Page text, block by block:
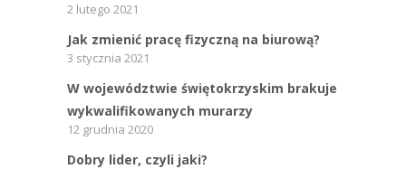
2 lutego 2021
Jak zmienić pracę fizyczną na biurową?
3 stycznia 2021
W województwie świętokrzyskim brakuje
wykwalifikowanych murarzy
12 grudnia 2020
Dobry lider, czyli jaki?